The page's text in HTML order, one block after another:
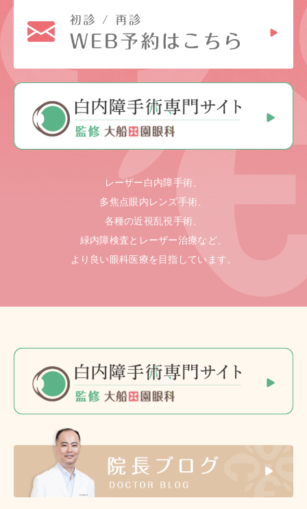
レーザー白内障手術、
多焦点眼内レンズ手術、
各種の近視乱視手術、
緑内障検査とレーザー治療など、
より良い眼科医療を目指しています。